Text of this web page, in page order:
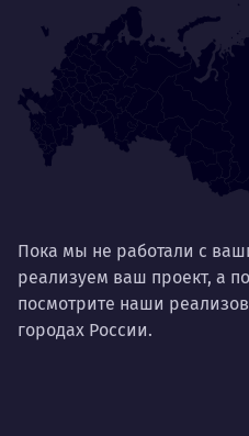
Пока мы не работали с
реализуем ваш проект, а
посмотрите наши
городах России.